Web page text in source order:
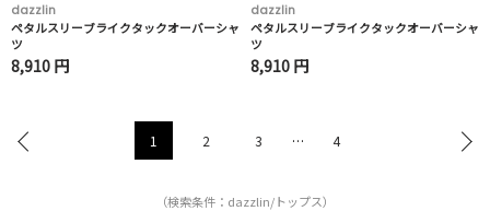
dazzlin
ペタルスリーブライクタックオーバーシャ
ツ
8,910 円
dazzlin
ペタルスリーブライクタックオーバーシャ
ツ
8,910 円
1 2 3 … 4
（検索条件：dazzlin/トップス）